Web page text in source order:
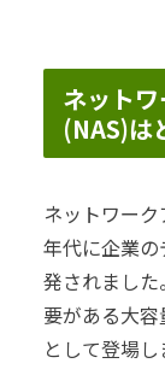
ネット
(NAS)は
ネットワー
年代に企業
発されまし
要がある大
として登場し